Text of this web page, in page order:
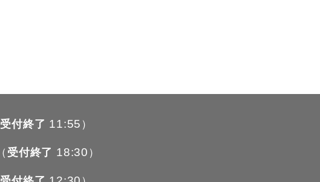
受付終了 11:55 ）
（ 受付終了 18:30 ）